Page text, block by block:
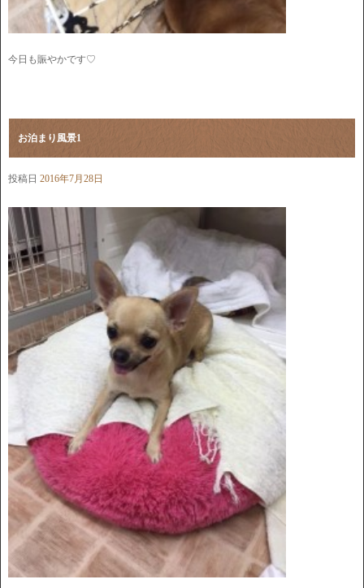
今日も賑やかです♡
お泊まり風景1
投稿日 2016年7月28日